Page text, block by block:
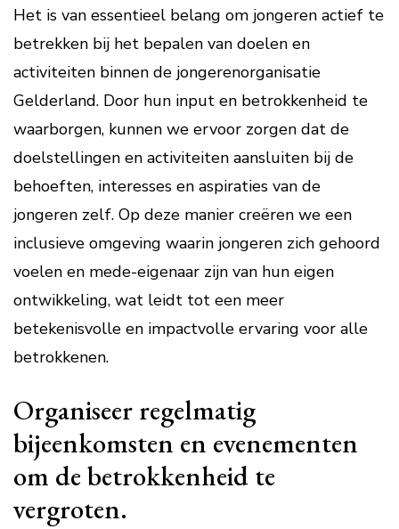
Het is van essentieel belang om jongeren actief te
betrekken bij het bepalen van doelen en
activiteiten binnen de jongerenorganisatie
Gelderland. Door hun input en betrokkenheid te
waarborgen, kunnen we ervoor zorgen dat de
doelstellingen en activiteiten aansluiten bij de
behoeften, interesses en aspiraties van de
jongeren zelf. Op deze manier creëren we een
inclusieve omgeving waarin jongeren zich gehoord
voelen en mede-eigenaar zijn van hun eigen
ontwikkeling, wat leidt tot een meer
betekenisvolle en impactvolle ervaring voor alle
betrokkenen.
Organiseer regelmatig
bijeenkomsten en evenementen
om de betrokkenheid te
vergroten.